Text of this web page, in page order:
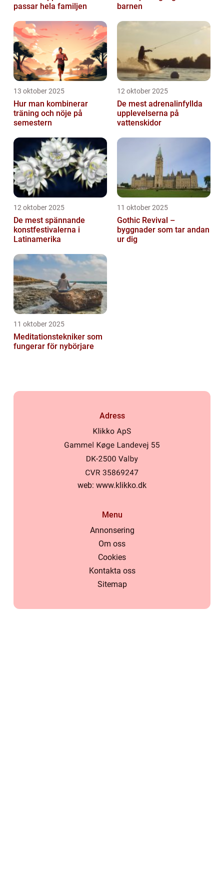
passar hela familjen
barnen
13 oktober 2025
Hur man kombinerar
träning och nöje på
semestern
12 oktober 2025
De mest adrenalinfyllda
upplevelserna på
vattenskidor
12 oktober 2025
De mest spännande
konstfestivalerna i
Latinamerika
11 oktober 2025
Gothic Revival –
byggnader som tar andan
ur dig
11 oktober 2025
Meditationstekniker som
fungerar för nybörjare
Adress
web: www.klikko.dk
Menu
Annonsering
Om oss
Cookies
Kontakta oss
Sitemap